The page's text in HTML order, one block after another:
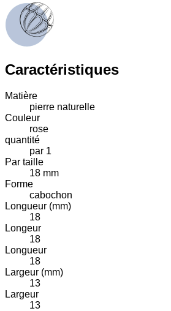
Caractéristiques
Matière
pierre naturelle
Couleur
rose
quantité
par 1
Par taille
18 mm
Forme
cabochon
Longueur (mm)
18
Longeur
18
Longueur
18
Largeur (mm)
13
Largeur
13